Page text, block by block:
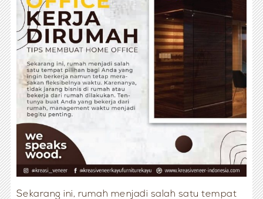
Sekarang ini, rumah menjadi salah satu tempat